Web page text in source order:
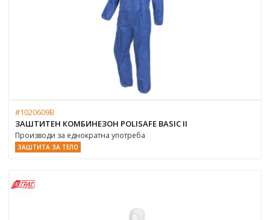
#1020609B
ЗАШТИТЕН КОМБИНЕЗОН POLISAFE BASIC II
Производи за еднократна употреба
ЗАШТИТА ЗА ТЕЛО